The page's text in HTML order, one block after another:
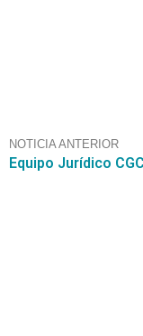
NOTICIA ANTERIOR
Equipo Jurídico